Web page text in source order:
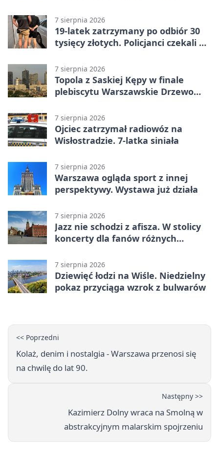
7 sierpnia 2026
19-latek zatrzymany po odbiór 30
tysięcy złotych. Policjanci czekali w
7 sierpnia 2026
Topola z Saskiej Kępy w finale
plebiscytu Warszawskie Drzewo
7 sierpnia 2026
Ojciec zatrzymał radiowóz na
Wisłostradzie. 7-latka siniała
7 sierpnia 2026
Warszawa ogląda sport z innej
perspektywy. Wystawa już działa
7 sierpnia 2026
Jazz nie schodzi z afisza. W stolicy
koncerty dla fanów różnych
7 sierpnia 2026
Dziewięć łodzi na Wiśle. Niedzielny
pokaz przyciąga wzrok z bulwarów
<< Poprzedni
Kolaż, denim i nostalgia - Warszawa przenosi się
na chwilę do lat 90.
Następny >>
Kazimierz Dolny wraca na Smolną w
abstrakcyjnym malarskim spojrzeniu